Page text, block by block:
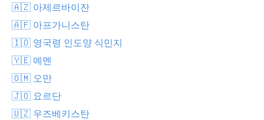
🇦🇿 아제르바이잔
🇦🇫 아프가니스탄
🇮🇴 영국령 인도양 식민지
🇾🇪 예멘
🇴🇲 오만
🇯🇴 요르단
🇺🇿 우즈베키스탄